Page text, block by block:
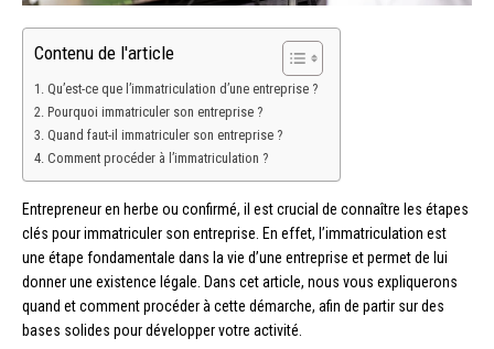
Contenu de l'article
Qu’est-ce que l’immatriculation d’une entreprise ?
Pourquoi immatriculer son entreprise ?
Quand faut-il immatriculer son entreprise ?
Comment procéder à l’immatriculation ?
Entrepreneur en herbe ou confirmé, il est crucial de connaître les étapes
clés pour immatriculer son entreprise. En effet, l’immatriculation est
une étape fondamentale dans la vie d’une entreprise et permet de lui
donner une existence légale. Dans cet article, nous vous expliquerons
quand et comment procéder à cette démarche, afin de partir sur des
bases solides pour développer votre activité.